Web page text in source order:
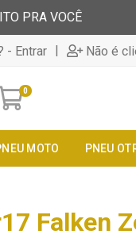
PRA VOCÊ
- Entrar | Não é
0
MOTO PNEU
Falken